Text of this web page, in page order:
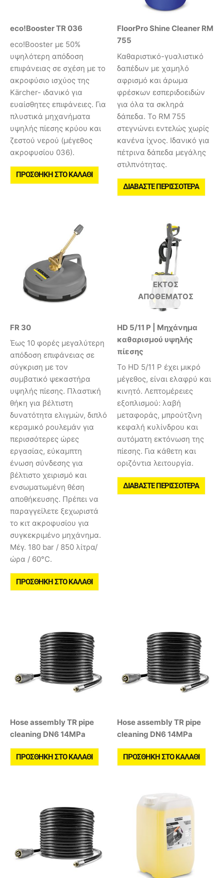
eco!Booster TR 036
eco!Booster με 50%
υψηλότερη απόδοση
επιφάνειας σε σχέση με το
ακροφύσιο ισχύος της
Kärcher- ιδανικό για
ευαίσθητες επιφάνειες. Για
πλυστικά μηχανήματα
υψηλής πίεσης κρύου και
ζεστού νερού (μέγεθος
ακροφυσίου 036).
ΠΡΟΣΘΉΚΗ ΣΤΟ ΚΑΛΆΘΙ
FloorPro Shine Cleaner RM
755
Καθαριστικό-γυαλιστικό
δαπέδων με χαμηλό
αφρισμό και άρωμα
φρέσκων εσπεριδοειδών
για όλα τα σκληρά
δάπεδα. Το RM 755
στεγνώνει εντελώς χωρίς
κανένα ίχνος. Ιδανικό για
πέτρινα δάπεδα μεγάλης
στιλπνότητας.
ΔΙΑΒΆΣΤΕ ΠΕΡΙΣΣΌΤΕΡΑ
FR 30
Έως 10 φορές μεγαλύτερη
απόδοση επιφάνειας σε
σύγκριση με τον
συμβατικό ψεκαστήρα
υψηλής πίεσης. Πλαστική
θήκη για βέλτιστη
δυνατότητα ελιγμών, διπλό
κεραμικό ρουλεμάν για
περισσότερες ώρες
εργασίας, εύκαμπτη
ένωση σύνδεσης για
βέλτιστο χειρισμό και
ενσωματωμένη θέση
αποθήκευσης. Πρέπει να
παραγγείλετε ξεχωριστά
το κιτ ακροφυσίου για
συγκεκριμένο μηχάνημα.
Μέγ. 180 bar / 850 λίτρα/
ώρα / 60°C.
ΠΡΟΣΘΉΚΗ ΣΤΟ ΚΑΛΆΘΙ
ΕΚΤΌΣ
ΑΠΟΘΈΜΑΤΟΣ
HD 5/11 P | Μηχάνημα
καθαρισμού υψηλής
πίεσης
Το HD 5/11 P έχει μικρό
μέγεθος, είναι ελαφρύ και
κινητό. Λεπτομέρειες
εξοπλισμού: λαβή
μεταφοράς, μπρούτζινη
κεφαλή κυλίνδρου και
αυτόματη εκτόνωση της
πίεσης. Για κάθετη και
οριζόντια λειτουργία.
ΔΙΑΒΆΣΤΕ ΠΕΡΙΣΣΌΤΕΡΑ
Hose assembly TR pipe
cleaning DN6 14MPa
ΠΡΟΣΘΉΚΗ ΣΤΟ ΚΑΛΆΘΙ
Hose assembly TR pipe
cleaning DN6 14MPa
ΠΡΟΣΘΉΚΗ ΣΤΟ ΚΑΛΆΘΙ